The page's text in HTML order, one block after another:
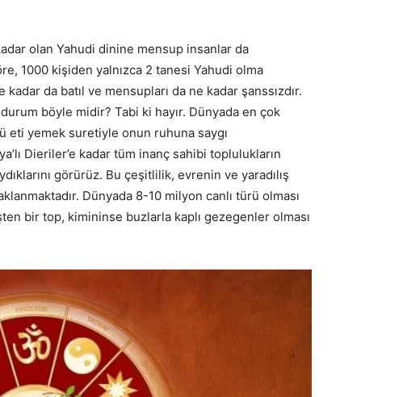
olan Yahudi dinine mensup insanlar da
1000 kişiden yalnızca 2 tanesi Yahudi olma
kadar da batıl ve mensupları da ne kadar şanssızdır.
böyle midir? Tabi ki hayır. Dünyada en çok
eti yemek suretiyle onun ruhuna saygı
Dieriler’e kadar tüm inanç sahibi toplulukların
görürüz. Bu çeşitlilik, evrenin ve yaradılış
Dünyada 8-10 milyon canlı türü olması
bir top, kimininse buzlarla kaplı gezegenler olması